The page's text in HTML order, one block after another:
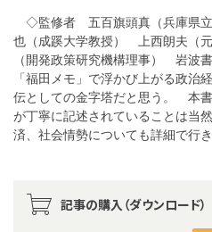
◇監修者 五百旗頭真（兵庫県
也（成蹊大学教授） 上西朗夫（
（開発政策研究機構理事） 岩
「福田メモ」で浮かび上がる政
伝としての金字塔だと思う。 本
が丁寧に記述されていることは当
済、社会情勢についても詳細で行
記事の購入（ダウンロード）